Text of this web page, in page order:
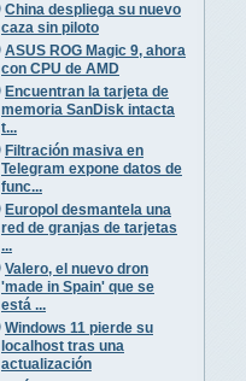
China despliega su nuevo
caza sin piloto
ASUS ROG Magic 9, ahora
con CPU de AMD
Encuentran la tarjeta de
memoria SanDisk intacta
t...
Filtración masiva en
Telegram expone datos de
func...
Europol desmantela una
red de granjas de tarjetas
...
Valero, el nuevo dron
'made in Spain' que se
está ...
Windows 11 pierde su
localhost tras una
actualización